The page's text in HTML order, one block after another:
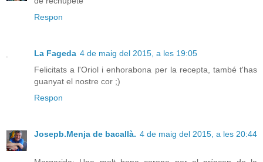
Respon
La Fageda 4 de maig del 2015, a les 19:05
Felicitats a l'Oriol i enhorabona per la recepta, també t'has
guanyat el nostre cor ;)
Respon
Josepb.Menja de bacallà. 4 de maig del 2015, a les 20:44